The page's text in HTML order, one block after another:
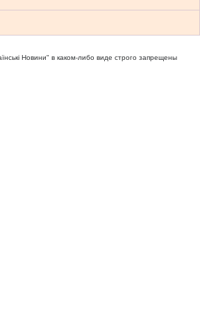
Новини" в каком-либо виде строго запрещены